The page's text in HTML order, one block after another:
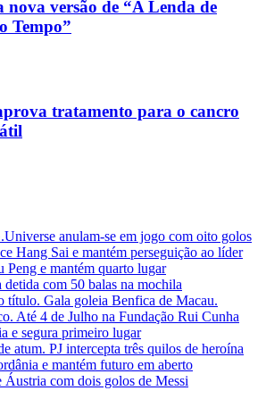
versão de “A Lenda de
Tempo”
tratamento para o cancro
anulam-se em jogo com oito golos
Hang Sai e mantém perseguição ao líder
Peng e mantém quarto lugar
detida com 50 balas na mochila
título. Gala goleia Benfica de Macau.
Até 4 de Julho na Fundação Rui Cunha
e segura primeiro lugar
atum. PJ intercepta três quilos de heroína
e mantém futuro em aberto
Áustria com dois golos de Messi